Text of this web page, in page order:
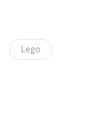
Lego